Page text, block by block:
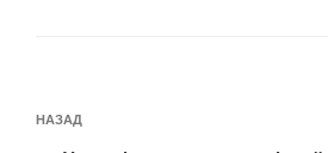
записів
Попередній
НАЗАД